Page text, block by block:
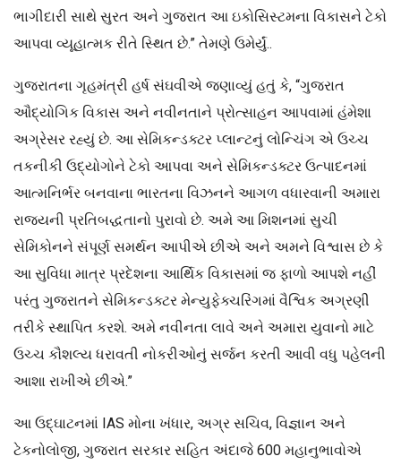
ભાગીદારી સાથે સુરત અને ગુજરાત આ ઇકોસિસ્ટમના વિકાસને ટેકો
આપવા વ્યૂહાત્મક રીતે સ્થિત છે.” તેમણે ઉમેર્યું..
ગુજરાતના ગૃહમંત્રી હર્ષ સંઘવીએ જણાવ્યું હતું કે, “ગુજરાત
ઔદ્યોગિક વિકાસ અને નવીનતાને પ્રોત્સાહન આપવામાં હંમેશા
અગ્રેસર રહ્યું છે. આ સેમિકન્ડક્ટર પ્લાન્ટનું લોન્ચિંગ એ ઉચ્ચ
તકનીકી ઉદ્યોગોને ટેકો આપવા અને સેમિકન્ડક્ટર ઉત્પાદનમાં
આત્મનિર્ભર બનવાના ભારતના વિઝનને આગળ વધારવાની અમારા
રાજ્યની પ્રતિબદ્ધતાનો પુરાવો છે. અમે આ મિશનમાં સુચી
સેમિકોનને સંપૂર્ણ સમર્થન આપીએ છીએ અને અમને વિશ્વાસ છે કે
આ સુવિધા માત્ર પ્રદેશના આર્થિક વિકાસમાં જ ફાળો આપશે નહીં
પરંતુ ગુજરાતને સેમિકન્ડક્ટર મેન્યુફેક્ચરિંગમાં વૈશ્વિક અગ્રણી
તરીકે સ્થાપિત કરશે. અમે નવીનતા લાવે અને અમારા યુવાનો માટે
ઉચ્ચ કૌશલ્ય ધરાવતી નોકરીઓનું સર્જન કરતી આવી વધુ પહેલની
આશા રાખીએ છીએ.”
આ ઉદ્ઘાટનમાં IAS મોના ખંધાર, અગ્ર સચિવ, વિજ્ઞાન અને
ટેકનોલોજી, ગુજરાત સરકાર સહિત અંદાજે 600 મહાનુભાવોએ